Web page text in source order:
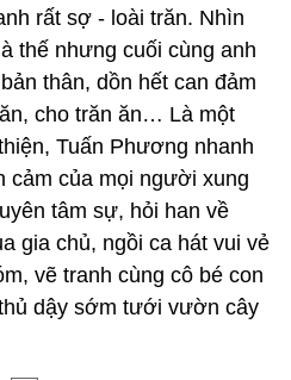
rất sợ - loài trăn. Nhìn
thế nhưng cuối cùng anh
thân, dồn hết can đảm
cho trăn ăn… Là một
Tuấn Phương nhanh
cảm của mọi người xung
tâm sự, hỏi han về
gia chủ, ngồi ca hát vui vẻ
vẽ tranh cùng cô bé con
dậy sớm tưới vườn cây